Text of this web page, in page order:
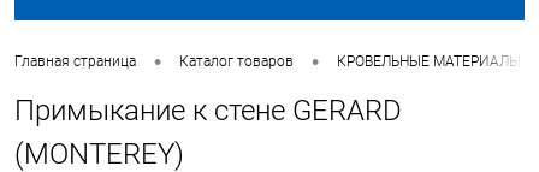
Главная страница • Каталог товаров • КРОВЕЛЬНЫЕ МАТЕРИАЛЫ
Примыкание к стене GERARD
(MONTEREY)